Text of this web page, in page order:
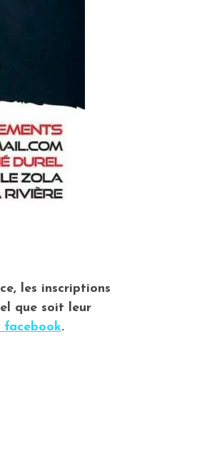
les inscriptions
que soit leur
facebook.